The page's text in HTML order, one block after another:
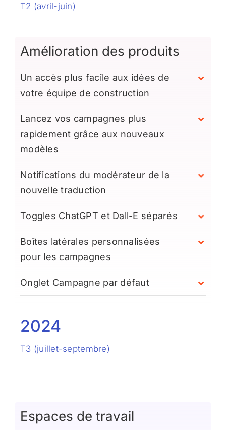
T2 (avril-juin)
Amélioration des produits
Un accès plus facile aux idées de
votre équipe de construction
Lancez vos campagnes plus
rapidement grâce aux nouveaux
modèles
Notifications du modérateur de la
nouvelle traduction
Toggles ChatGPT et Dall-E séparés
Boîtes latérales personnalisées
pour les campagnes
Onglet Campagne par défaut
2024
T3 (juillet-septembre)
Espaces de travail